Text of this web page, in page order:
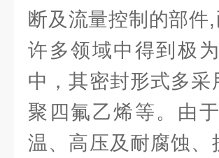
断及流量控制的部件
许多领域中得到极
中，其密封形式多
聚四氟乙烯等。由
温、高压及耐腐蚀